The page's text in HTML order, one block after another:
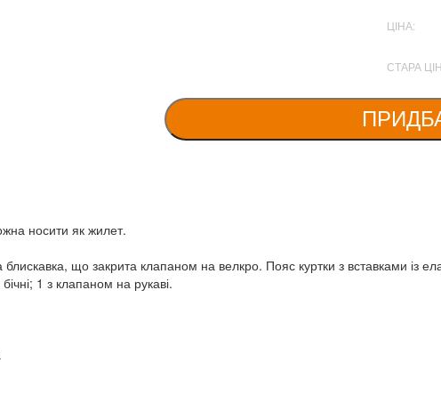
ЦІНА:
СТАРА
носити як жилет.
що закрита клапаном на велкро. Пояс куртки з вставками із
1 з клапаном на рукаві.